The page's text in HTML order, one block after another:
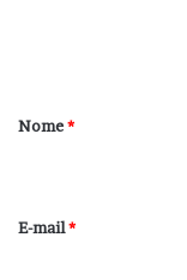
r
*
Nome*
E-mail*